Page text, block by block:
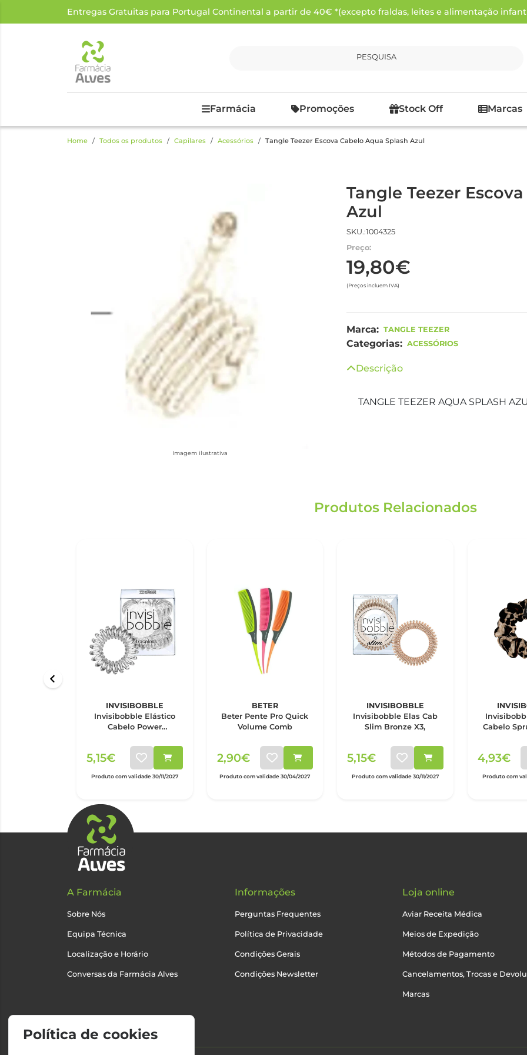
Entregas Gratuitas para Portugal Continental a partir de 40€ *(excepto fraldas, leites e alimentação
PESQUISA
Farmácia Promoções Stock Off Marcas
Home Todos os produtos Capilares Acessórios Tangle Teezer Escova Cabelo Aqua Splash Azul
Imagem ilustrativa
Tangle Teezer
Azul
SKU.:1004325
Preço:
19,80€
(Preços incluem IVA)
Marca: TANGLE TEEZER
Categorias: ACESSÓRIOS
Descrição
TANGLE TEEZER AQUA SPLASH
Produtos Relacionados
INVISIBOBBLE
Invisibobble Elástico
Cabelo Power
5,15€
Produto com validade 30/11/2027
BETER
Beter Pente Pro Quick
Volume Comb
2,90€
Produto com validade 30/04/2027
INVISIBOBBLE
Invisibobble Elas Cab
Slim Bronze X3,
5,15€
Produto com validade 30/11/2027
Cabelo
4,93€
Produto com
A Farmácia
Sobre Nós
Equipa Técnica
Localização e Horário
Conversas da Farmácia Alves
Informações
Perguntas Frequentes
Política de Privacidade
Condições Gerais
Condições Newsletter
Loja online
Aviar Receita Médica
Meios de Expedição
Métodos de Pagamento
Cancelamentos, Trocas e
Marcas
Política de cookies